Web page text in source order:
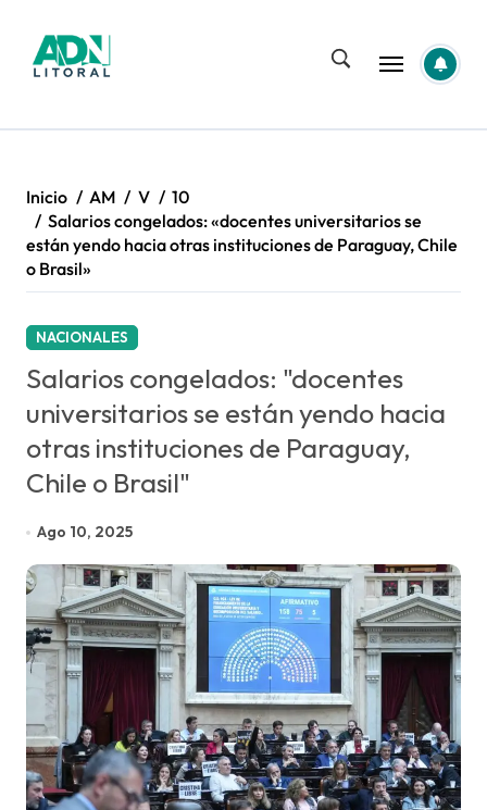
contenido
Inicio AM V
10
Salarios congelados: «docentes universitarios se
están yendo hacia otras instituciones de Paraguay, Chile
o Brasil»
NACIONALES
Salarios congelados: "docentes
universitarios se están yendo hacia
otras instituciones de Paraguay,
Chile o Brasil"
Ago 10, 2025